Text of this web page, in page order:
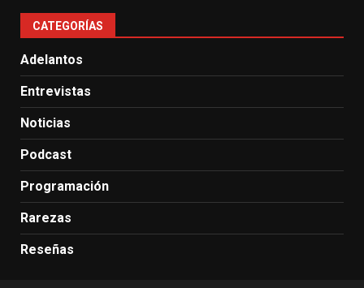
CATEGORÍAS
Adelantos
Entrevistas
Noticias
Podcast
Programación
Rarezas
Reseñas